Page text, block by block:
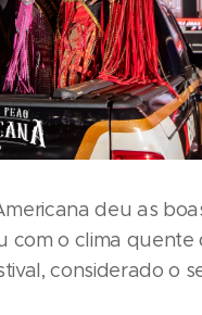
deu as
com o clima
considerado o